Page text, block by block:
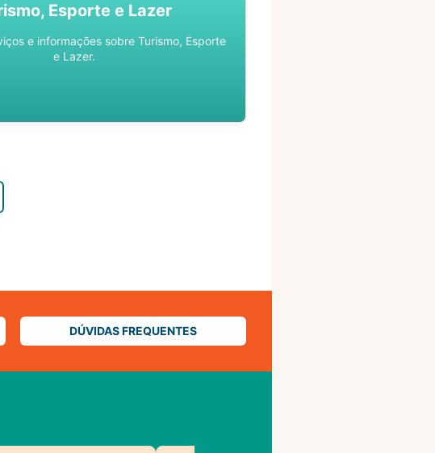
Esporte e Lazer
e informações sobre Turismo, Esporte
e Lazer.
DÚVIDAS FREQUENTES